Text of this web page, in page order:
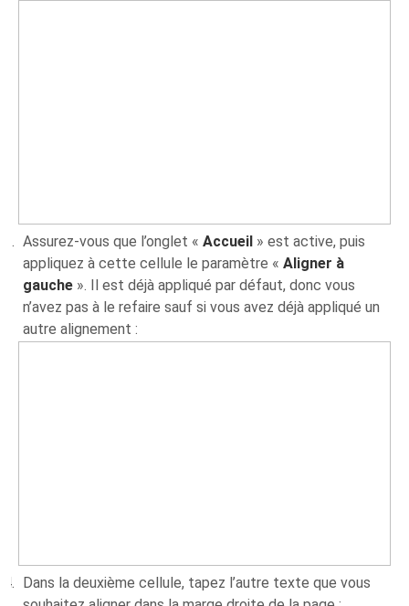
Assurez-vous que l’onglet «Accueil » est active, puis
appliquez à cette cellule le paramètre «Aligner à
gauche ». Il est déjà appliqué par défaut, donc vous
n’avez pas à le refaire sauf si vous avez déjà appliqué un
autre alignement :
Dans la deuxième cellule, tapez l’autre texte que vous